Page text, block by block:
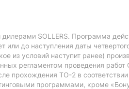
SOLLERS. Программа
до наступления даты
из условий наступит ранее)
регламентом проведения
прохождения ТО-2 в
программами, кроме